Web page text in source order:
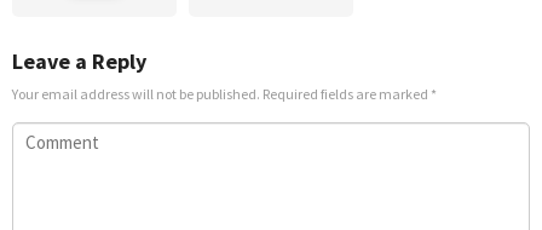
Leave a Reply
Your email address will not be published. Required fields are marked *